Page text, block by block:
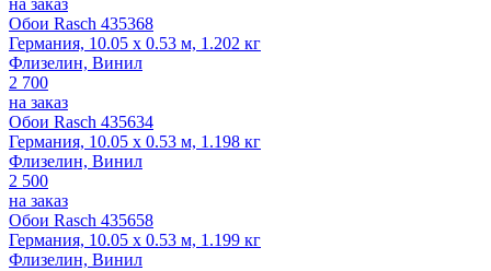
на заказ
Обои Rasch 435368
Германия, 10.05 x 0.53 м, 1.202 кг
Флизелин, Винил
2 700
на заказ
Обои Rasch 435634
Германия, 10.05 x 0.53 м, 1.198 кг
Флизелин, Винил
2 500
на заказ
Обои Rasch 435658
Германия, 10.05 x 0.53 м, 1.199 кг
Флизелин, Винил